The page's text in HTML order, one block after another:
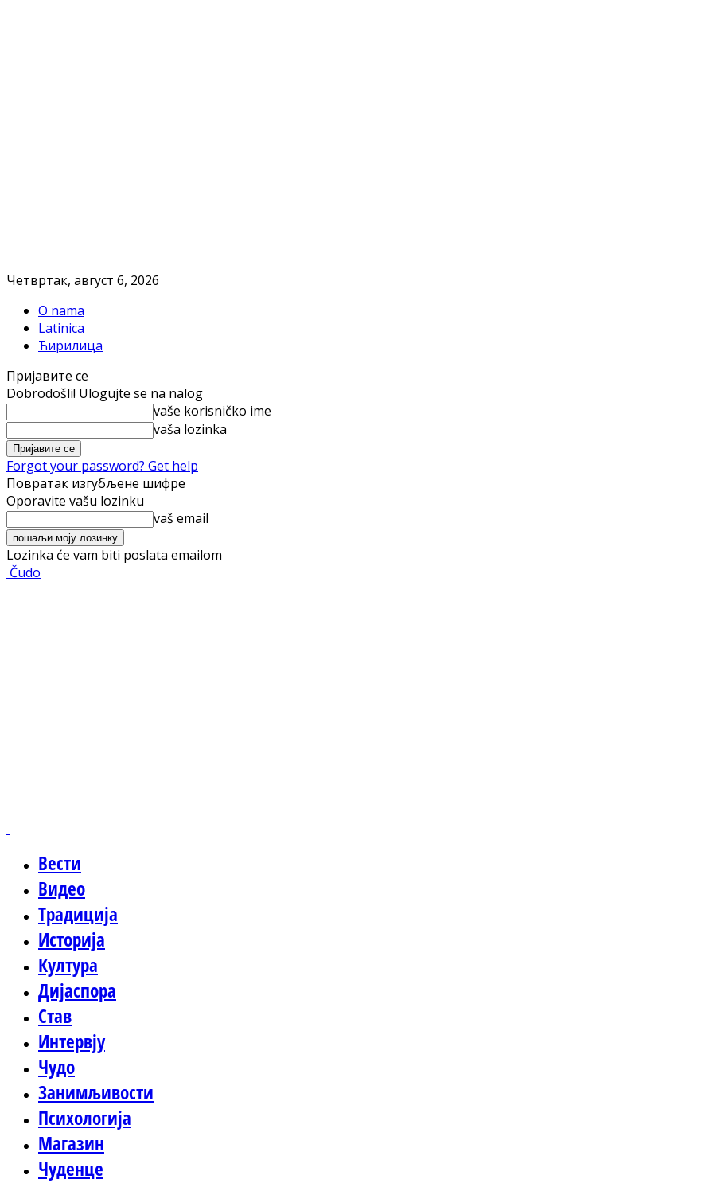
Четвртак, август 6, 2026
O nama
Latinica
Ћирилица
Пријавите се
Dobrodošli! Ulogujte se na nalog
vaše korisničko ime
vaša lozinka
Forgot your password? Get help
Повратак изгубљене шифре
Oporavite vašu lozinku
vaš email
Lozinka će vam biti poslata emailom
Čudo
Вести
Видео
Традиција
Историја
Култура
Дијаспора
Став
Интервју
Чудо
Занимљивости
Психологија
Магазин
Чуденце